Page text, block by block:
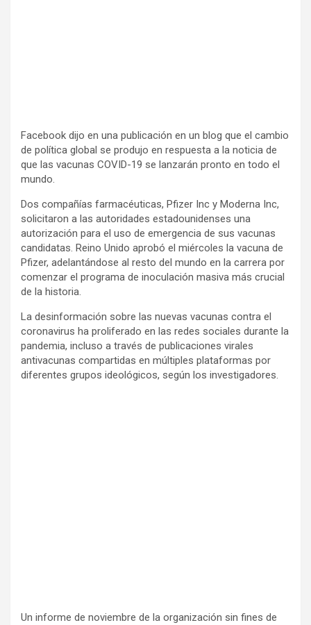
Facebook dijo en una publicación en un blog que el cambio
de política global se produjo en respuesta a la noticia de
que las vacunas COVID-19 se lanzarán pronto en todo el
mundo.
Dos compañías farmacéuticas, Pfizer Inc y Moderna Inc,
solicitaron a las autoridades estadounidenses una
autorización para el uso de emergencia de sus vacunas
candidatas. Reino Unido aprobó el miércoles la vacuna de
Pfizer, adelantándose al resto del mundo en la carrera por
comenzar el programa de inoculación masiva más crucial
de la historia.
La desinformación sobre las nuevas vacunas contra el
coronavirus ha proliferado en las redes sociales durante la
pandemia, incluso a través de publicaciones virales
antivacunas compartidas en múltiples plataformas por
diferentes grupos ideológicos, según los investigadores.
Un informe de noviembre de la organización sin fines de